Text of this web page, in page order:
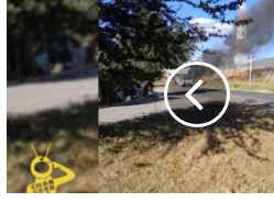
#Zamora
Mañosos
Incendian
Camiones
La
Carretera